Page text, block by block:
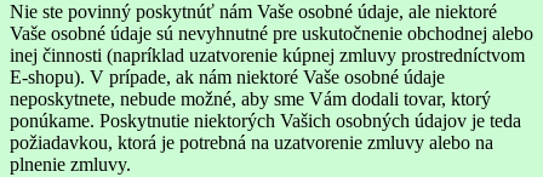
Nie ste povinný poskytnúť nám Vaše osobné údaje, ale niektoré
Vaše osobné údaje sú nevyhnutné pre uskutočnenie obchodnej alebo
inej činnosti (napríklad uzatvorenie kúpnej zmluvy prostredníctvom
E-shopu). V prípade, ak nám niektoré Vaše osobné údaje
neposkytnete, nebude možné, aby sme Vám dodali tovar, ktorý
ponúkame. Poskytnutie niektorých Vašich osobných údajov je teda
požiadavkou, ktorá je potrebná na uzatvorenie zmluvy alebo na
plnenie zmluvy.